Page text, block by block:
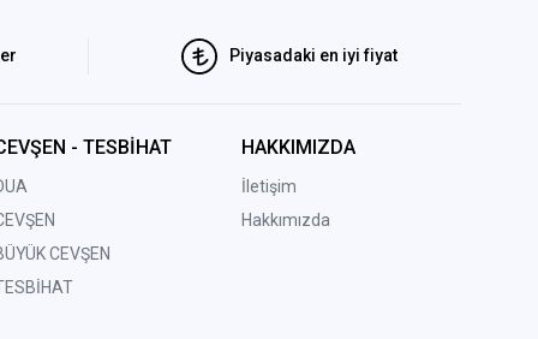
Piyasadaki en iyi fiyat
- TESBİHAT
CEVŞEN
HAKKIMIZDA
İletişim
Hakkımızda